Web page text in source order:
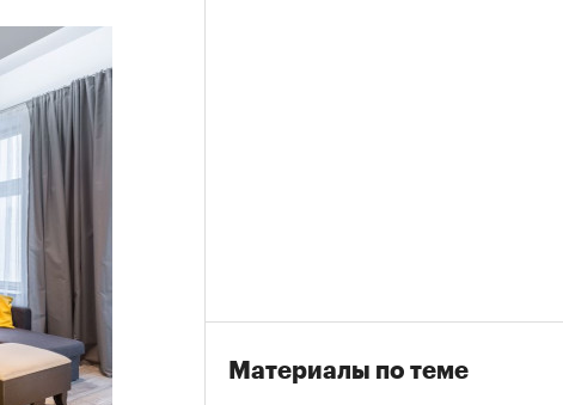
Материалы по теме